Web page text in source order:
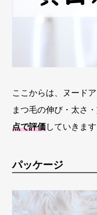
ここからは、ヌード
まつ毛の伸び・太さ
点で評価していきます
パッケージ